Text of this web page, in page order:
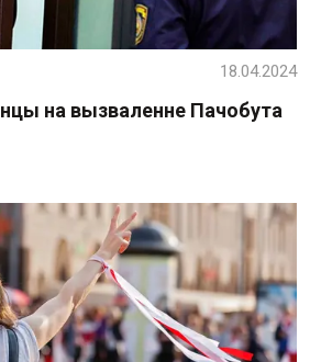
на вызваленне Пачобута
18.04.2024